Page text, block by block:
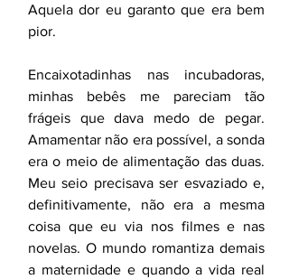
Aquela dor eu garanto que era bem
pior.
Encaixotadinhas nas incubadoras,
minhas bebês me pareciam tão
frágeis que dava medo de pegar.
Amamentar não era possível, a sonda
era o meio de alimentação das duas.
Meu seio precisava ser esvaziado e,
definitivamente, não era a mesma
coisa que eu via nos filmes e nas
novelas. O mundo romantiza demais
a maternidade e quando a vida real